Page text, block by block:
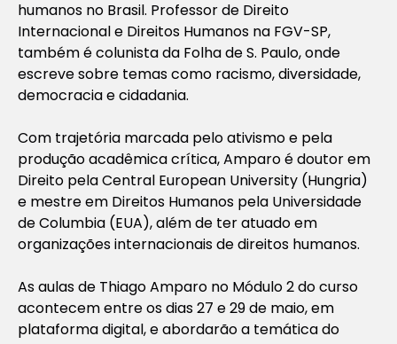
humanos no Brasil. Professor de Direito
Internacional e Direitos Humanos na FGV-SP,
também é colunista da Folha de S. Paulo, onde
escreve sobre temas como racismo, diversidade,
democracia e cidadania.
Com trajetória marcada pelo ativismo e pela
produção acadêmica crítica, Amparo é doutor em
Direito pela Central European University (Hungria)
e mestre em Direitos Humanos pela Universidade
de Columbia (EUA), além de ter atuado em
organizações internacionais de direitos humanos.
As aulas de Thiago Amparo no Módulo 2 do curso
acontecem entre os dias 27 e 29 de maio, em
plataforma digital, e abordarão a temática do